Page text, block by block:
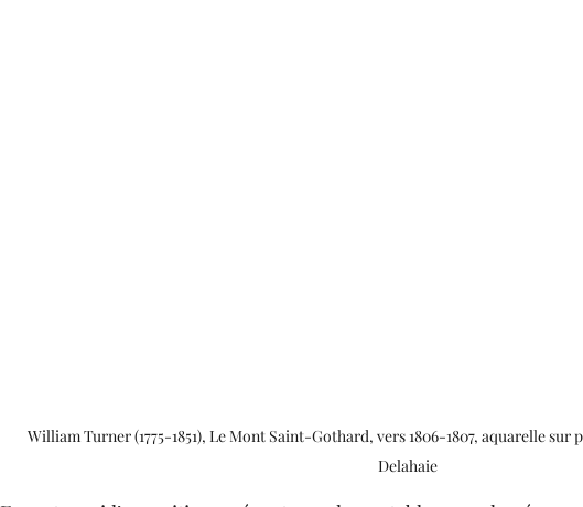
William Turner (1775-1851), Le Mont Saint-Gothard, vers 1806-1807, aquarelle
Delahaie